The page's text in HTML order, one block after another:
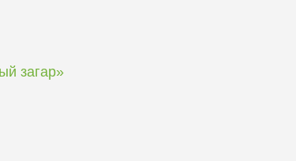
загар»